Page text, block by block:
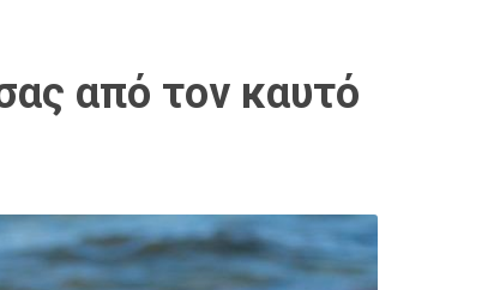
από τον καυτό